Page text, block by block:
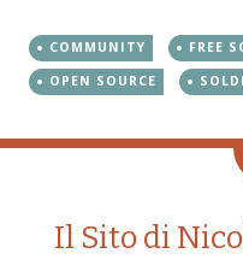
COMMUNITY FREE
OPEN SOURCE
SOLDI
Il Sito di